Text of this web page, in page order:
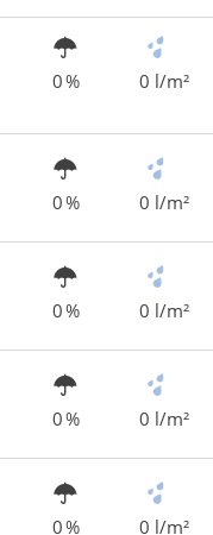
0 % 0 l/m²
0 % 0 l/m²
0 % 0 l/m²
0 % 0 l/m²
0 % 0 l/m²